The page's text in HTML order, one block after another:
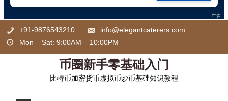
Skip
+91-9876543210
info@elegantcaterers.com
Mon – Sat: 9:00AM – 10:00PM
币圈新手零基础入门
比特币加密货币虚拟币炒币基础知识教程